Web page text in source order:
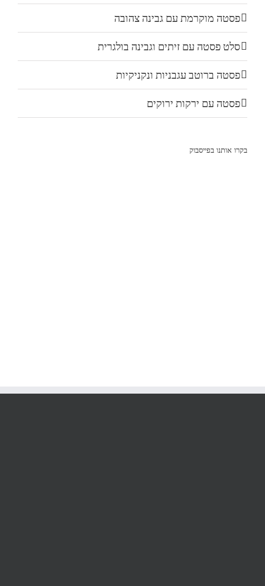
פסטה מוקרמת עם גבינה צהובה
סלט פסטה עם זיתים וגבינה בולגרית
פסטה ברוטב עגבניות ונקניקיות
פסטה עם ירקות ירוקים
בקרו אותנו בפייסבוק